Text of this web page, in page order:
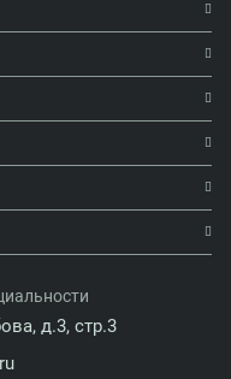
д.3, стр.3